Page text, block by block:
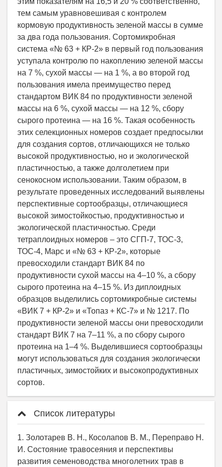
Список литературы
1. Золотарев В. Н., Косолапов В. М., Переправо Н.
И. Состояние травосеяния и перспективы
развития семеноводства многолетних трав в